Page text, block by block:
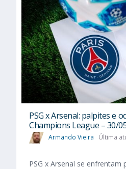
PSG x Arsenal: palpites e
Champions League – 30/
Armando Vieira Última
PSG x Arsenal se enfrentam